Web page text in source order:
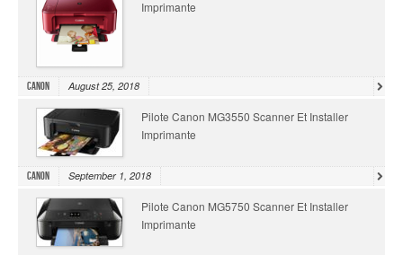
Imprimante
Canon August 25, 2018
Pilote Canon MG3550 Scanner Et Installer
Imprimante
Canon September 1, 2018
Pilote Canon MG5750 Scanner Et Installer
Imprimante